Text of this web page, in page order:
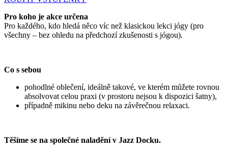
Pro koho je akce určena
Pro každého, kdo hledá něco víc než klasickou lekci jógy (pro
všechny – bez ohledu na předchozí zkušenosti s jógou).
Co s sebou
pohodlné oblečení, ideálně takové, ve kterém můžete rovnou
absolvovat celou praxi (v prostoru nejsou k dispozici šatny),
případně mikinu nebo deku na závěrečnou relaxaci.
Těšíme se na společné naladění v Jazz Docku.